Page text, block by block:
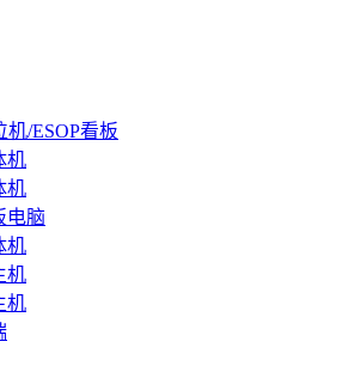
机/ESOP看板
机
机
电脑
机
机
机